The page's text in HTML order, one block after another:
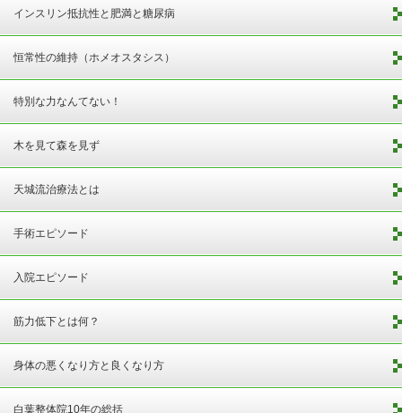
インスリン抵抗性と肥満と糖尿病
恒常性の維持（ホメオスタシス）
特別な力なんてない！
木を見て森を見ず
天城流治療法とは
手術エピソード
入院エピソード
筋力低下とは何？
身体の悪くなり方と良くなり方
白葉整体院10年の総括